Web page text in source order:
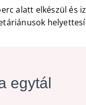
alatt elkészül
egytál